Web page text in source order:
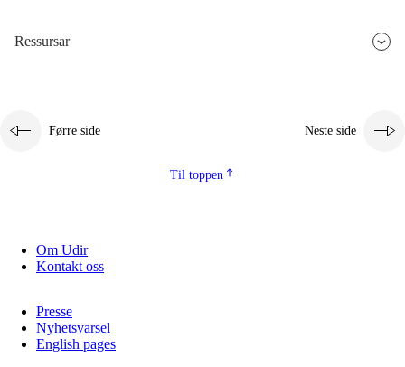
Ressursar
Førre side Neste side
Til toppen
Om Udir
Kontakt oss
Presse
Nyhetsvarsel
English pages